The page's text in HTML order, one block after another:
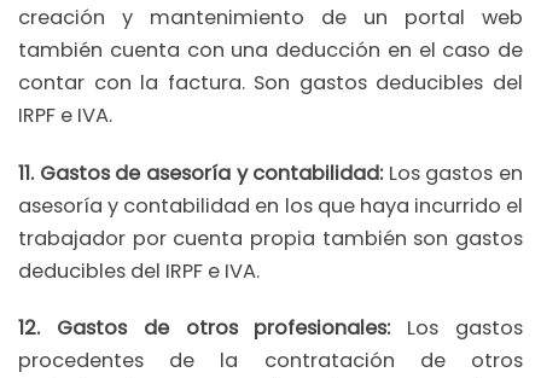
creación y mantenimiento de un portal web
también cuenta con una deducción en el caso de
contar con la factura. Son gastos deducibles del
IRPF e IVA.
11. Gastos de asesoría y contabilidad: Los gastos en
asesoría y contabilidad en los que haya incurrido el
trabajador por cuenta propia también son gastos
deducibles del IRPF e IVA.
12. Gastos de otros profesionales: Los gastos
procedentes de la contratación de otros